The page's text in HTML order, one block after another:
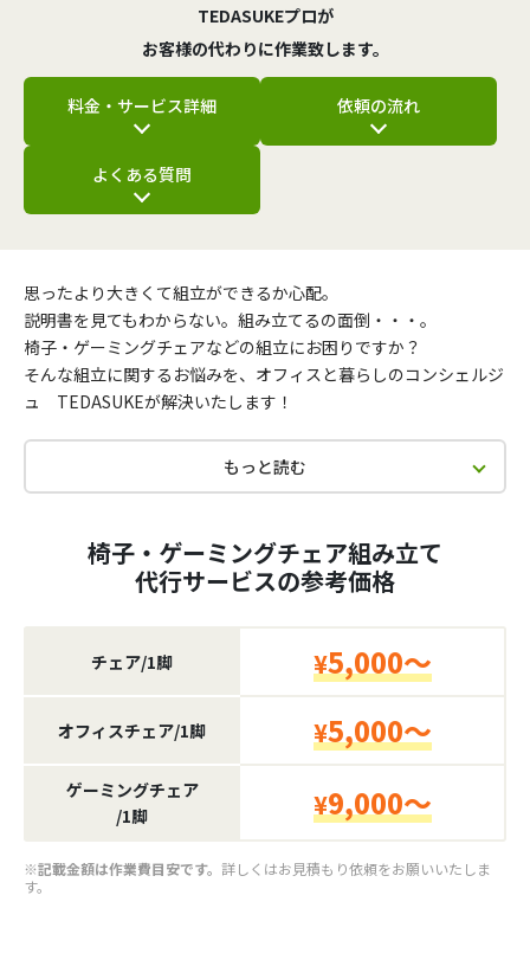
TEDASUKEプロが
お客様の代わりに作業致します。
料金・サービス詳細 依頼の流れ
よくある質問
思ったより大きくて組立ができるか心配。
説明書を見てもわからない。組み立てるの面倒・・・。
椅子・ゲーミングチェアなどの組立にお困りですか？
そんな組立に関するお悩みを、オフィスと暮らしのコンシェルジ
ュ TEDASUKEが解決いたします！
もっと読む
椅子・ゲーミングチェア組み立て
代行サービスの参考価格
チェア/1脚 ¥5,000～
オフィスチェア/1脚 ¥5,000～
ゲーミングチェア
/1脚
¥9,000～
※記載金額は作業費目安です。 詳しくはお見積もり依頼をお願いいたしま
す。